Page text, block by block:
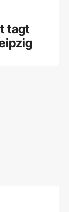
tagt